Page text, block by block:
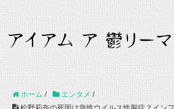
ホーム / エンタメ /